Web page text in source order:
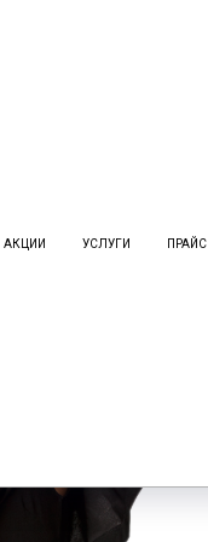
АКЦИИ УСЛУГИ ПРАЙС